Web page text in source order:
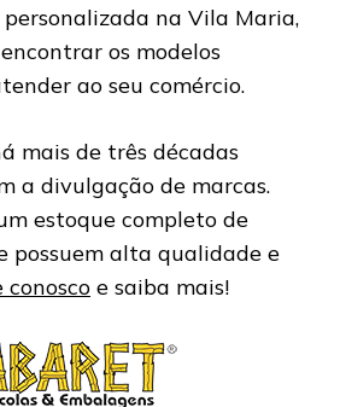
na Vila Maria,
os modelos
ao seu comércio.
mais de três décadas
a divulgação de marcas.
estoque completo de
possuem alta qualidade e
conosco e saiba mais!